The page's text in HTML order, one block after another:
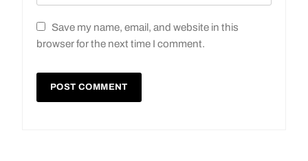
Save my name, email, and website in this
browser for the next time I comment.